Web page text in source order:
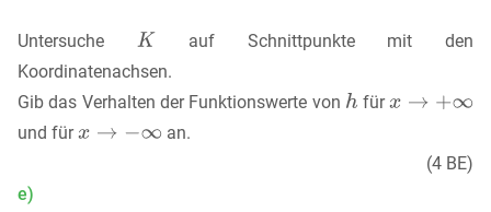
Untersuche
auf Schnittpunkte mit den
Koordinatenachsen.
Gib das Verhalten der Funktionswerte von
für
und für
an.
(4 BE)
e)